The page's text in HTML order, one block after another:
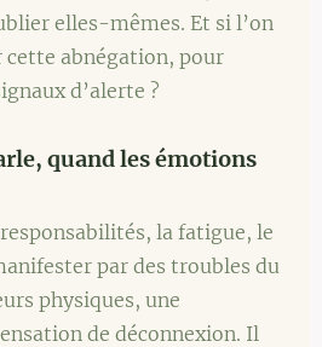
elles-mêmes. Et si l’on
abnégation, pour
d’alerte ?
quand les émotions
la fatigue, le
par des troubles du
physiques, une
de déconnexion. Il